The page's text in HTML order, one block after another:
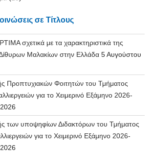
σε Τίτλους
σχετικά με τα χαρακτηριστικά της
Δίθυρων Μαλακίων στην Ελλάδα 5 Αυγούστου
Προπτυχιακών Φοιτητών του Τμήματος
για το Χειμερινό Εξάμηνο 2026-
των υποψηφίων Διδακτόρων του Τμήματος
για το Χειμερινό Εξάμηνο 2026-